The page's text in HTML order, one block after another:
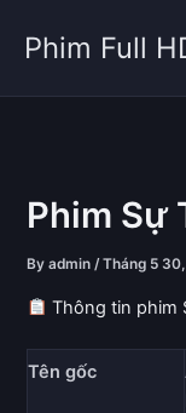
Phim Full
Phim Sự
Byadmin/Tháng 5
Thông tin phim
Tên gốc